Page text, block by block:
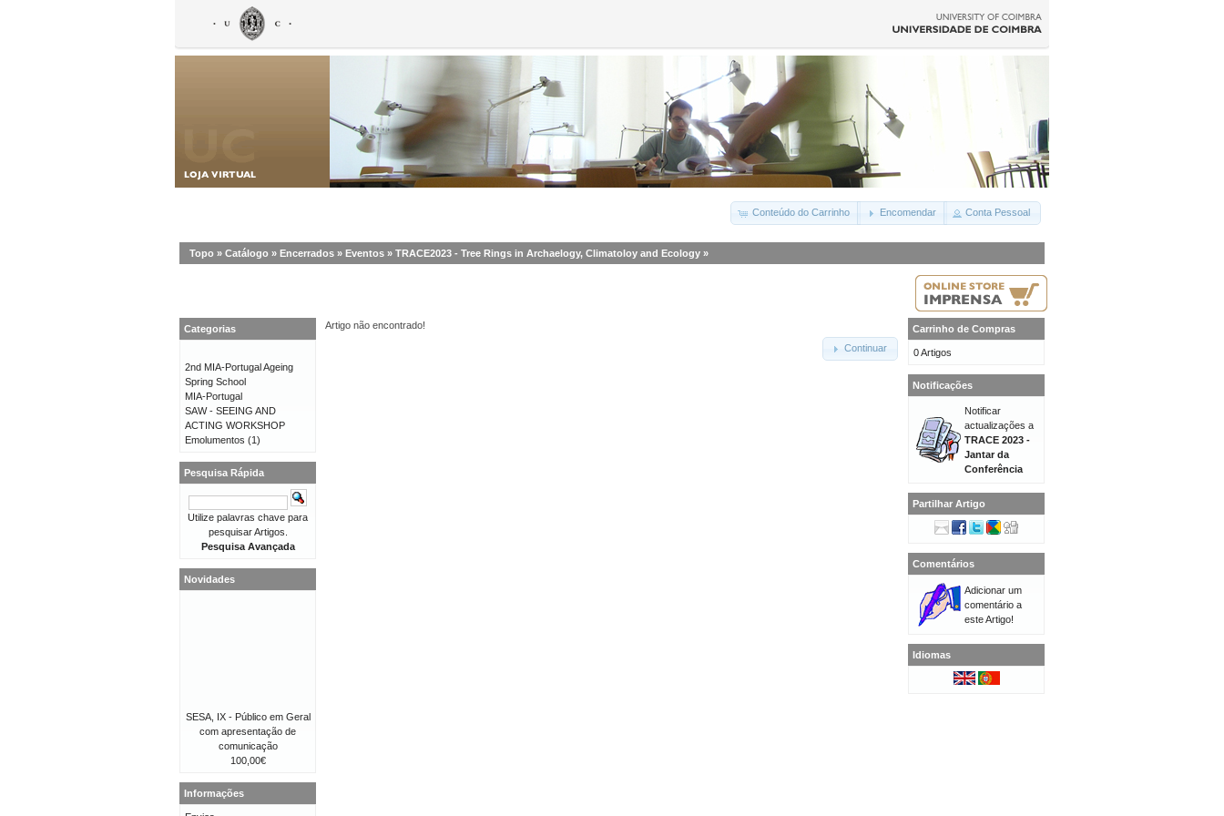
Conteúdo do Carrinho Encomendar Conta Pessoal
Topo » Catálogo » Encerrados » Eventos » TRACE2023 - Tree Rings in Archaelogy, Climatoloy and Ecology »
Artigo não encontrado!
Continuar
Categorias
2nd MIA-Portugal Ageing
Spring School
MIA-Portugal
SAW - SEEING AND
ACTING WORKSHOP
Emolumentos (1)
Pesquisa Rápida
Utilize palavras chave para
pesquisar Artigos.
Pesquisa Avançada
Novidades
SESA, IX - Público em Geral
com apresentação de
comunicação
100,00€
Informações
Carrinho de Compras
0 Artigos
Notificações
Notificar
actualizações a
TRACE 2023 -
Jantar da
Conferência
Partilhar Artigo
Comentários
Adicionar um
comentário a
este Artigo!
Idiomas